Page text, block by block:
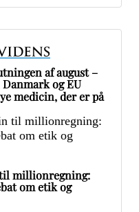
af august –
og EU
medicin, der er på
millionregning:
om etik og